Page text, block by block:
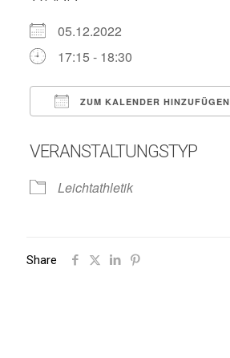
05.12.2022
17:15 - 18:30
ZUM KALENDER HINZUFÜGEN
VERANSTALTUNGSTYP
Leichtathletik
Share